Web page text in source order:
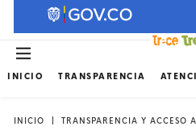
INICIO TRANSPARENCIA
INICIO TRANSPARENCIA Y ACCESO